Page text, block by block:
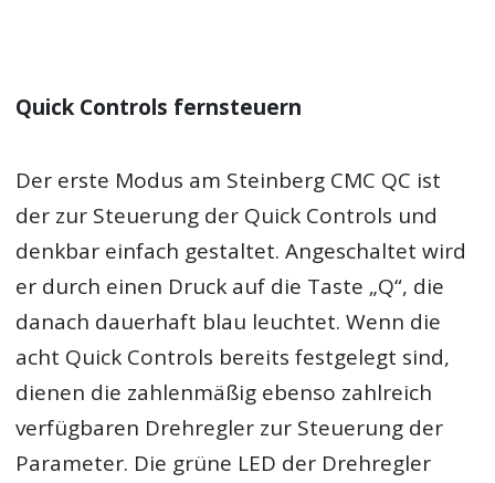
Quick Controls fernsteuern
Der erste Modus am Steinberg CMC QC ist
der zur Steuerung der Quick Controls und
denkbar einfach gestaltet. Angeschaltet wird
er durch einen Druck auf die Taste „Q“, die
danach dauerhaft blau leuchtet. Wenn die
acht Quick Controls bereits festgelegt sind,
dienen die zahlenmäßig ebenso zahlreich
verfügbaren Drehregler zur Steuerung der
Parameter. Die grüne LED der Drehregler